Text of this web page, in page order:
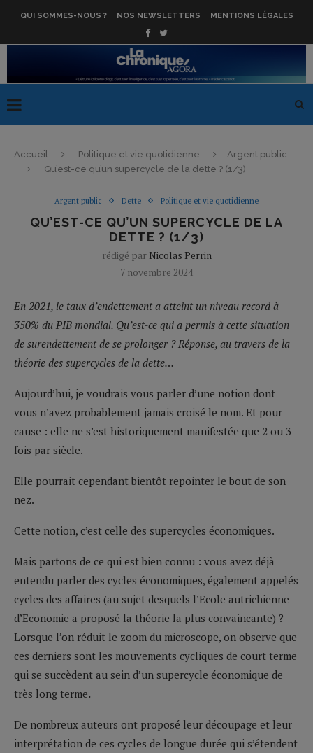
QUI SOMMES-NOUS ? NOS NEWSLETTERS MENTIONS LÉGALES
Accueil Politique et vie quotidienne
Argent public
Qu’est-ce qu’un supercycle de la dette ? (1/3)
Argent public Dette Politique et vie quotidienne
QU’EST-CE QU’UN SUPERCYCLE DE LA
DETTE ? (1/3)
rédigé par Nicolas Perrin
7 novembre 2024
En 2021, le taux d’endettement a atteint un niveau record à
350% du PIB mondial. Qu’est-ce qui a permis à cette situation
de surendettement de se prolonger ? Réponse, au travers de la
théorie des supercycles de la dette…
Aujourd’hui, je voudrais vous parler d’une notion dont
vous n’avez probablement jamais croisé le nom. Et pour
cause : elle ne s’est historiquement manifestée que 2 ou 3
fois par siècle.
Elle pourrait cependant bientôt repointer le bout de son
nez.
Cette notion, c’est celle des supercycles économiques.
Mais partons de ce qui est bien connu : vous avez déjà
entendu parler des cycles économiques, également appelés
cycles des affaires (au sujet desquels l’Ecole autrichienne
d’Economie a proposé la théorie la plus convaincante) ?
Lorsque l’on réduit le zoom du microscope, on observe que
ces derniers sont les mouvements cycliques de court terme
qui se succèdent au sein d’un supercycle économique de
très long terme.
De nombreux auteurs ont proposé leur découpage et leur
interprétation de ces cycles de longue durée qui s’étendent